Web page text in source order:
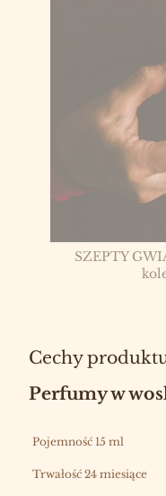
SZEPTY
Cechy
Perfumy w
Pojemność 15 ml
Trwałość 24 miesiące